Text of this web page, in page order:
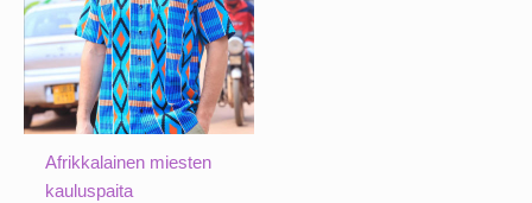
Afrikkalainen miesten
kauluspaita